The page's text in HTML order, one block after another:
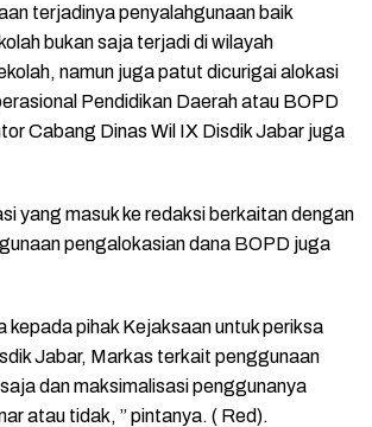
terjadinya penyalahgunaan baik
bukan saja terjadi di wilayah
namun juga patut dicurigai alokasi
Pendidikan Daerah atau BOPD
Cabang Dinas Wil IX Disdik Jabar juga
yang masuk ke redaksi berkaitan dengan
pengalokasian dana BOPD juga
kepada pihak Kejaksaan untuk periksa
Jabar, Markas terkait penggunaan
dan maksimalisasi penggunanya
atau tidak, ” pintanya. ( Red).